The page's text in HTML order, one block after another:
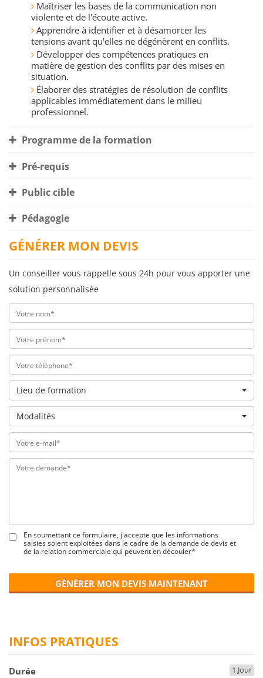
Maîtriser les bases de la communication non
violente et de l'écoute active.
Apprendre à identifier et à désamorcer les
tensions avant qu'elles ne dégénèrent en conflits.
Développer des compétences pratiques en
matière de gestion des conflits par des mises en
situation.
Élaborer des stratégies de résolution de conflits
applicables immédiatement dans le milieu
professionnel.
Programme de la formation
Pré-requis
Public cible
Pédagogie
GÉNÉRER MON DEVIS
Un conseiller vous rappelle sous 24h pour vous apporter une
solution personnalisée
Lieu de formation
Modalités
En soumettant ce formulaire, j'accepte que les informations
saisies soient exploitées dans le cadre de la demande de devis et
de la relation commerciale qui peuvent en découler*
GÉNÉRER MON DEVIS MAINTENANT
INFOS PRATIQUES
Durée 1 Jour